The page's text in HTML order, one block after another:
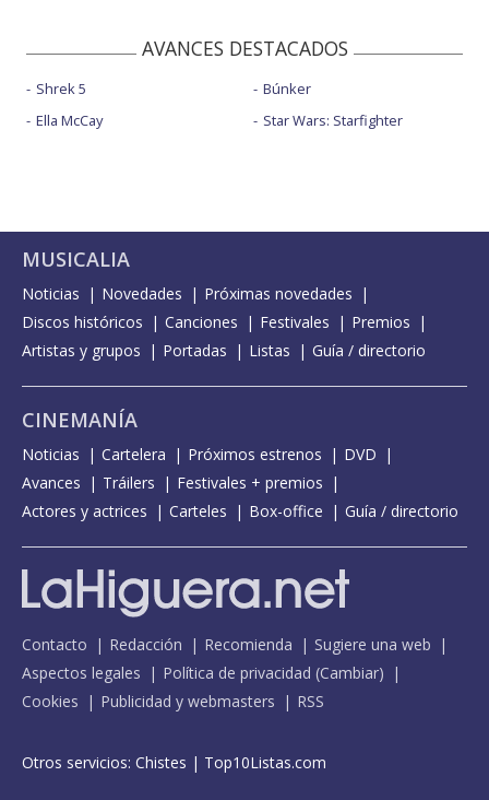
AVANCES DESTACADOS
Shrek 5
Ella McCay
Búnker
Star Wars: Starfighter
MUSICALIA
Noticias Novedades
Próximas novedades
Discos históricos
Canciones Festivales
Premios
Artistas y grupos
Portadas Listas Guía / directorio
CINEMANÍA
Noticias Cartelera Próximos estrenos
DVD
Avances
Tráilers
Festivales + premios
Actores y actrices
Carteles Box-office Guía / directorio
Contacto Redacción Recomienda
Sugiere una web
Aspectos legales
Política de privacidad (Cambiar)
Cookies
Publicidad y webmasters RSS
Otros servicios: Chistes | Top10Listas.com